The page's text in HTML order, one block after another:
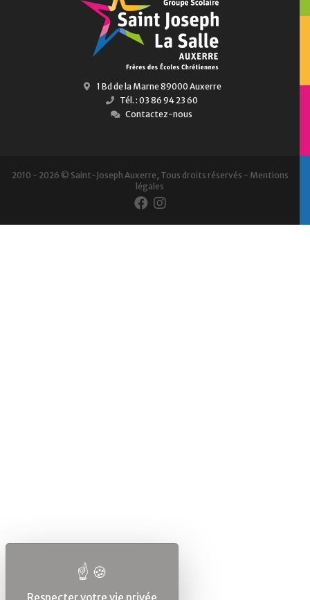
1 Bd de la Marne 89000 Auxerre
Tél. : 03 86 94 23 60
Contactez-nous
2010 - 2026 © Saint-Joseph Auxerre, Tous droits réservés - Mentions
légales